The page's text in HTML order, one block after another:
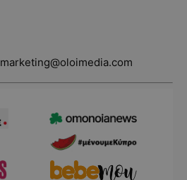
marketing@oloimedia.com